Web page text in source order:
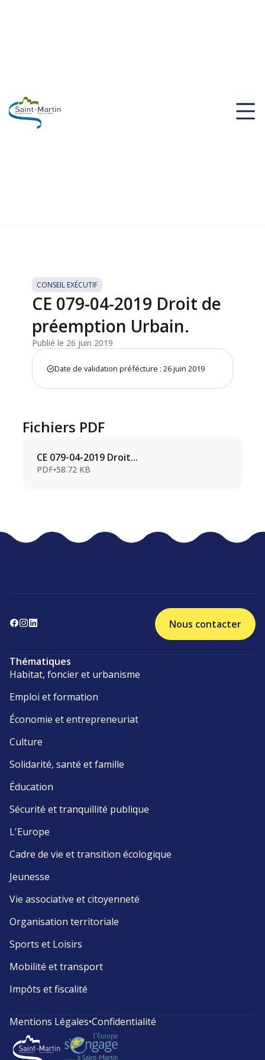
CONSEIL EXÉCUTIF
CE 079-04-2019 Droit de
préemption Urbain.
Publié le 26 juin 2019
Date de validation préfécture : 26 juin 2019
Fichiers PDF
CE 079-04-2019 Droit...
PDF•58.72 KB
Nous contacter
Thématiques
Habitat, foncier et urbanisme
Emploi et formation
Économie et entrepreneuriat
Culture
Solidarité, santé et famille
Éducation
Sécurité et tranquillité publique
L'Europe
Cadre de vie et transition écologique
Jeunesse
Vie associative et citoyenneté
Organisation territoriale
Sports et Loisirs
Mobilité et transport
Impôts et fiscalité
Mentions Légales•Confidentialité